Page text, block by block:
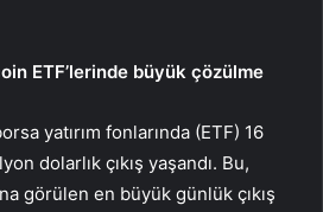
ETF’lerinde büyük çözülme
yatırım fonlarında (ETF) 16
dolarlık çıkış yaşandı. Bu,
görülen en büyük günlük çıkış